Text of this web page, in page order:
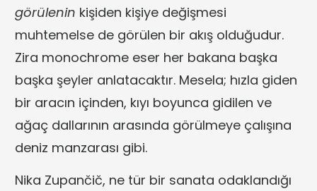
görülenin kişiden kişiye değişmesi
muhtemelse de görülen bir akış olduğudur.
Zira monochrome eser her bakana başka
başka şeyler anlatacaktır. Mesela; hızla giden
bir aracın içinden, kıyı boyunca gidilen ve
ağaç dallarının arasında görülmeye çalışına
deniz manzarası gibi.
Nika Zupančič, ne tür bir sanata odaklandığı